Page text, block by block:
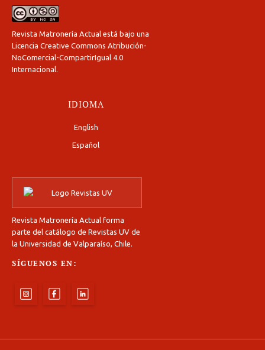
Revista Matronería Actual está bajo una
Licencia Creative Commons Atribución-
NoComercial-CompartirIgual 4.0
Internacional.
IDIOMA
English
Español
Revista Matronería Actual forma
parte del catálogo de Revistas UV de
la Universidad de Valparaíso, Chile.
SÍGUENOS EN: